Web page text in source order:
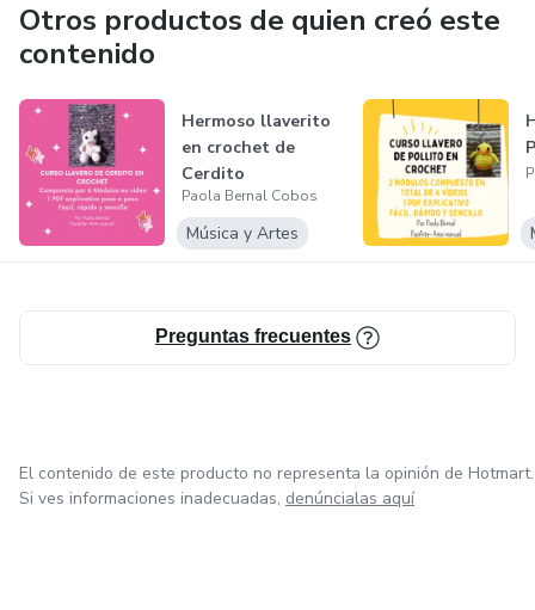
Otros productos de quien creó este
contenido
Hermoso llaverito
en crochet de
Cerdito
Paola Bernal Cobos
Música y Artes
Preguntas frecuentes
El contenido de este producto no representa la opinión de Hotmart.
Si ves informaciones inadecuadas, denúncialas aquí